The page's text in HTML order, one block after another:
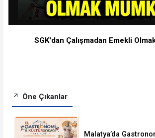
SGK'dan Çalışmadan Emekli
Öne Çıkanlar
Malatya’da